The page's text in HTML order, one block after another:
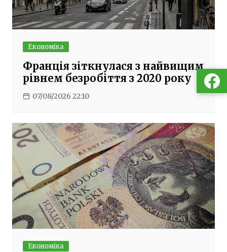
Економіка
Франція зіткнулася з найвищим
рівнем безробіття з 2020 року
07/08/2026 22:10
Економіка